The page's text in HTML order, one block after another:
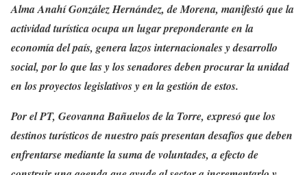
Alma Anahí González Hernández, de Morena, manifestó que la
actividad turística ocupa un lugar preponderante en la
economía del país, genera lazos internacionales y desarrollo
social, por lo que las y los senadores deben procurar la unidad
en los proyectos legislativos y en la gestión de estos.
Por el PT, Geovanna Bañuelos de la Torre, expresó que los
destinos turísticos de nuestro país presentan desafíos que deben
enfrentarse mediante la suma de voluntades, a efecto de